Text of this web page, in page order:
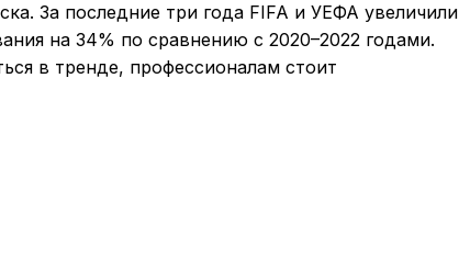
За последние три года FIFA и УЕФА увеличили
на 34% по сравнению с 2020–2022 годами.
в тренде, профессионалам стоит